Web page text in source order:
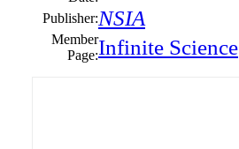
Publisher:NSIA
Member
Page:Infinite Science